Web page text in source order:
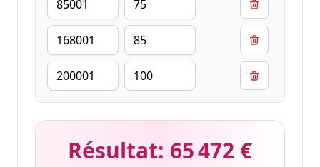
Résultat: 65 472 €